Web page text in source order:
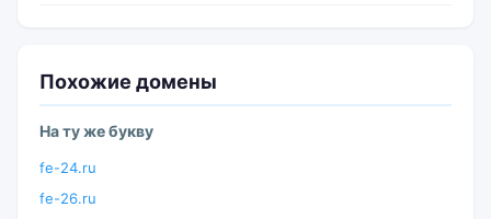
Похожие домены
На ту же букву
fe-24.ru
fe-26.ru